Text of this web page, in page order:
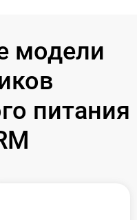
модели
питания